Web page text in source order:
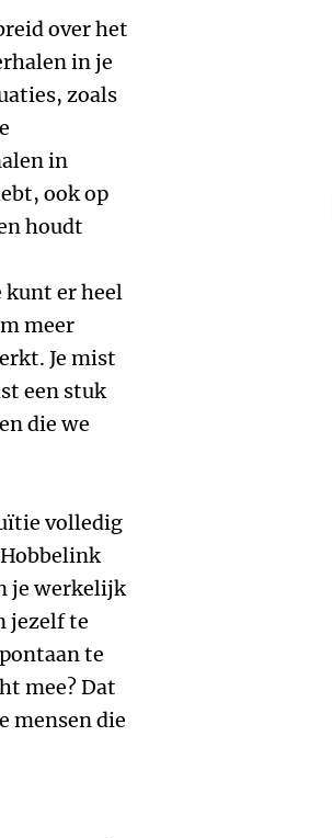
over het
in je
zoals
in
ook op
houdt
kunt er heel
meer
Je mist
een stuk
die we
volledig
je werkelijk
jezelf te
te
mee? Dat
mensen die